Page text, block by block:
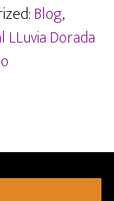
Blog,
LLuvia Dorada